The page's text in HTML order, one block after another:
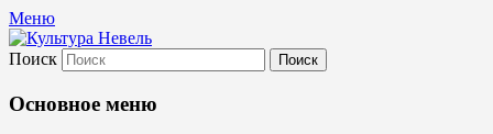
Меню
Культура Невель
Поиск
Основное меню